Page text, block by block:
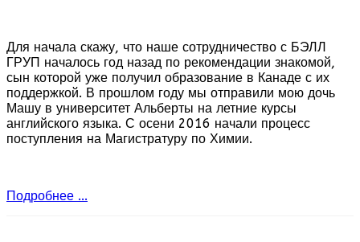
Для начала скажу, что наше сотрудничество с БЭЛЛ
ГРУП началось год назад по рекомендации знакомой,
сын которой уже получил образование в Канаде с их
поддержкой. В прошлом году мы отправили мою дочь
Машу в университет Альберты на летние курсы
английского языка. С осени 2016 начали процесс
поступления на Магистратуру по Химии.
Подробнее ...